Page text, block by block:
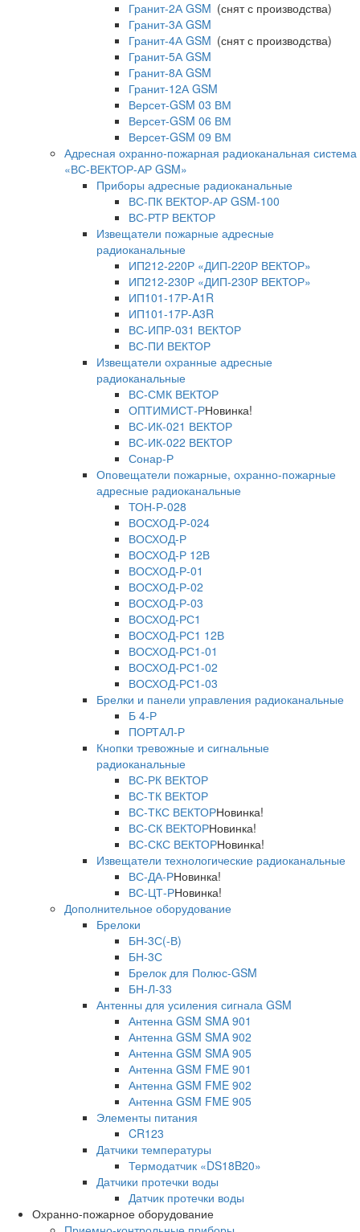
Гранит-2А GSM (снят с производства)
Гранит-3А GSM
Гранит-4А GSM (снят с производства)
Гранит-5А GSM
Гранит-8А GSM
Гранит-12А GSM
Версет-GSM 03 ВМ
Версет-GSM 06 ВМ
Версет-GSM 09 ВМ
Адресная охранно-пожарная радиоканальная система
«ВС-ВЕКТОР-АР GSM»
Приборы адресные радиоканальные
ВС-ПК ВЕКТОР-АР GSM-100
ВС-РТР ВЕКТОР
Извещатели пожарные адресные
радиоканальные
ИП212-220Р «ДИП-220Р ВЕКТОР»
ИП212-230Р «ДИП-230Р ВЕКТОР»
ИП101-17Р-A1R
ИП101-17Р-A3R
ВС-ИПР-031 ВЕКТОР
ВС-ПИ ВЕКТОР
Извещатели охранные адресные
радиоканальные
ВС-СМК ВЕКТОР
ОПТИМИСТ-РНовинка!
ВС-ИК-021 ВЕКТОР
ВС-ИК-022 ВЕКТОР
Сонар-Р
Оповещатели пожарные, охранно-пожарные
адресные радиоканальные
ТОН-Р-028
ВОСХОД-Р-024
ВОСХОД-Р
ВОСХОД-Р 12В
ВОСХОД-Р-01
ВОСХОД-Р-02
ВОСХОД-Р-03
ВОСХОД-РС1
ВОСХОД-РС1 12В
ВОСХОД-РС1-01
ВОСХОД-РС1-02
ВОСХОД-РС1-03
Брелки и панели управления радиоканальные
Б 4-Р
ПОРТАЛ-Р
Кнопки тревожные и сигнальные
радиоканальные
ВС-РК ВЕКТОР
ВС-ТК ВЕКТОР
ВС-ТКС ВЕКТОРНовинка!
ВС-СК ВЕКТОРНовинка!
ВС-СКС ВЕКТОРНовинка!
Извещатели технологические радиоканальные
ВС-ДА-РНовинка!
ВС-ЦТ-РНовинка!
Дополнительное оборудование
Брелоки
БН-3С(-В)
БН-3С
Брелок для Полюс-GSM
БН-Л-33
Антенны для усиления сигнала GSM
Антенна GSM SMA 901
Антенна GSM SMA 902
Антенна GSM SMA 905
Антенна GSM FME 901
Антенна GSM FME 902
Антенна GSM FME 905
Элементы питания
CR123
Датчики температуры
Термодатчик «DS18B20»
Датчики протечки воды
Датчик протечки воды
Охранно-пожарное оборудование